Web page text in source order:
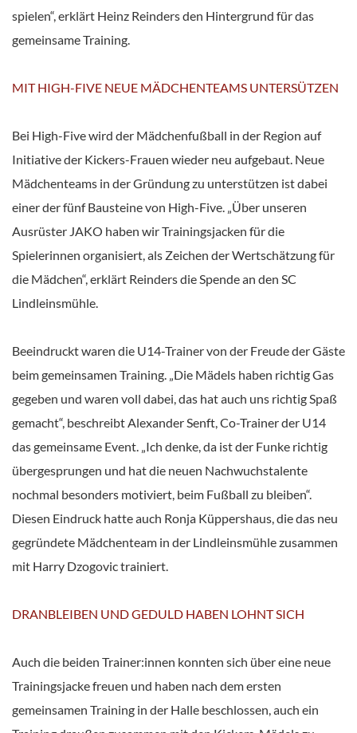
spielen“, erklärt Heinz Reinders den Hintergrund für das
gemeinsame Training.
MIT HIGH-FIVE NEUE MÄDCHENTEAMS UNTERSÜTZEN
Bei High-Five wird der Mädchenfußball in der Region auf
Initiative der Kickers-Frauen wieder neu aufgebaut. Neue
Mädchenteams in der Gründung zu unterstützen ist dabei
einer der fünf Bausteine von High-Five. „Über unseren
Ausrüster JAKO haben wir Trainingsjacken für die
Spielerinnen organisiert, als Zeichen der Wertschätzung für
die Mädchen“, erklärt Reinders die Spende an den SC
Lindleinsmühle.
Beeindruckt waren die U14-Trainer von der Freude der Gäste
beim gemeinsamen Training. „Die Mädels haben richtig Gas
gegeben und waren voll dabei, das hat auch uns richtig Spaß
gemacht“, beschreibt Alexander Senft, Co-Trainer der U14
das gemeinsame Event. „Ich denke, da ist der Funke richtig
übergesprungen und hat die neuen Nachwuchstalente
nochmal besonders motiviert, beim Fußball zu bleiben“.
Diesen Eindruck hatte auch Ronja Küppershaus, die das neu
gegründete Mädchenteam in der Lindleinsmühle zusammen
mit Harry Dzogovic trainiert.
DRANBLEIBEN UND GEDULD HABEN LOHNT SICH
Auch die beiden Trainer:innen konnten sich über eine neue
Trainingsjacke freuen und haben nach dem ersten
gemeinsamen Training in der Halle beschlossen, auch ein